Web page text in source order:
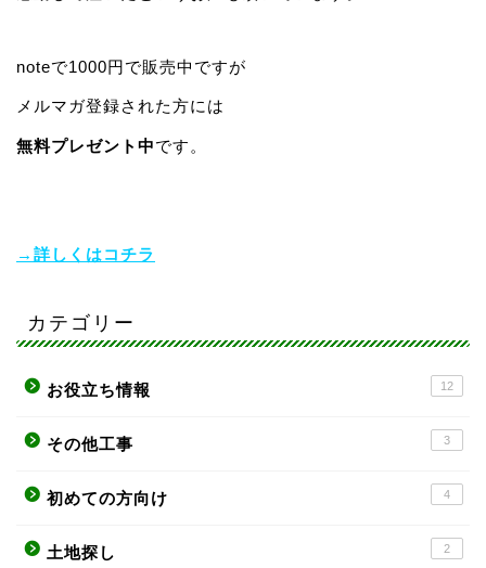
noteで1000円で販売中ですが
メルマガ登録された方には
無料プレゼント中です。
→詳しくはコチラ
カテゴリー
お役立ち情報 12
その他工事 3
初めての方向け 4
土地探し 2